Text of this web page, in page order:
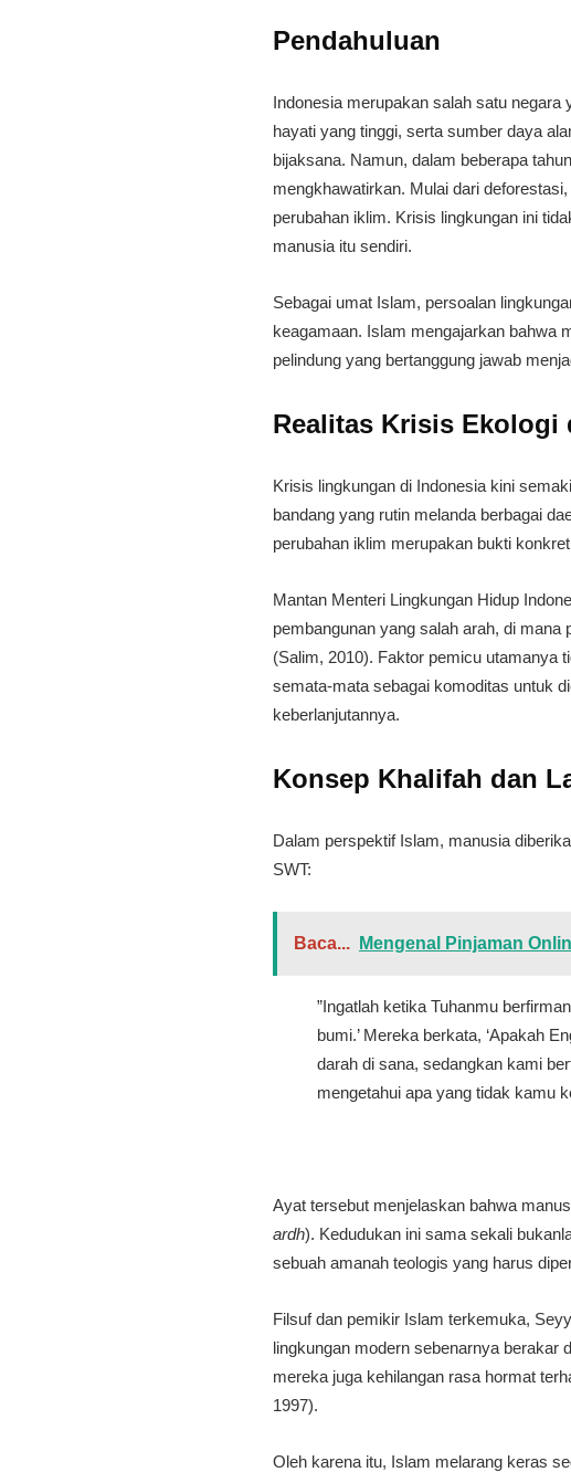
Pendahuluan
​Indonesia merupakan salah satu
hayati yang tinggi, serta sumber daya
bijaksana. Namun, dalam beberapa
mengkhawatirkan. Mulai dari
perubahan iklim. Krisis lingkungan ini
manusia itu sendiri.
​Sebagai umat Islam, persoalan
keagamaan. Islam mengajarkan bahwa
pelindung yang bertanggung jawab
​Realitas Krisis Ekologi
​Krisis lingkungan di Indonesia kini
bandang yang rutin melanda berbagai
perubahan iklim merupakan bukti
​Mantan Menteri Lingkungan Hidup
pembangunan yang salah arah, di
(Salim, 2010). Faktor pemicu utamanya
semata-mata sebagai komoditas untuk
keberlanjutannya.
​Konsep Khalifah dan
​Dalam perspektif Islam, manusia
SWT:
Baca... Mengenal Pinjaman
​”Ingatlah ketika Tuhanmu
bumi.’ Mereka berkata, ‘Apakah
darah di sana, sedangkan kami
mengetahui apa yang tidak kamu
​Ayat tersebut menjelaskan bahwa
ardh). Kedudukan ini sama sekali
sebuah amanah teologis yang harus
​Filsuf dan pemikir Islam terkemuka,
lingkungan modern sebenarnya berakar
mereka juga kehilangan rasa hormat
1997).
​Oleh karena itu, Islam melarang keras